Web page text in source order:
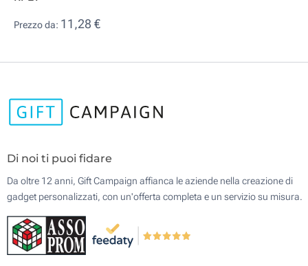
Prezzo da: 11,28 €
Di noi ti puoi fidare
Da oltre 12 anni, Gift Campaign affianca le aziende nella creazione di
gadget personalizzati, con un'offerta completa e un servizio su misura.